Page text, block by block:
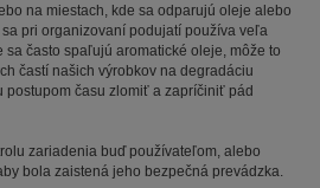
na miestach, kde sa odparujú oleje alebo
pri organizovaní podujatí používa veľa
často spaľujú aromatické oleje, môže to
častí našich výrobkov na degradáciu
postupom času zlomiť a zapríčiniť pád
zariadenia buď používateľom, alebo
bola zaistená jeho bezpečná prevádzka.